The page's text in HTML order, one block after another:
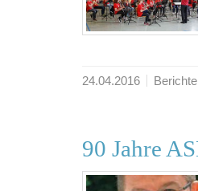
24.04.2016 Berichte
90 Jahre